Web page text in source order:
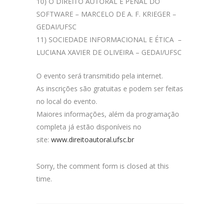
SOFTWARE – MARCELO DE A. F. KRIEGER –
GEDAI/UFSC
11) SOCIEDADE INFORMACIONAL E ÉTICA –
LUCIANA XAVIER DE OLIVEIRA – GEDAI/UFSC
O evento será transmitido pela internet.
As inscrições são gratuitas e podem ser feitas
no local do evento.
Maiores informações, além da programação
completa já estão disponíveis no
site: www.direitoautoral.ufsc.br
Sorry, the comment form is closed at this
time.